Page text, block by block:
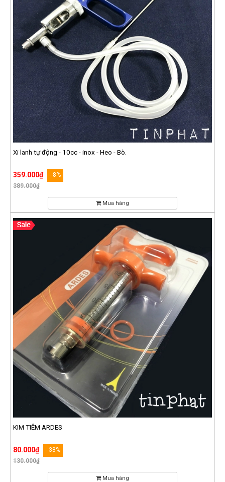
Xi lanh tự động - 10cc - inox - Heo - Bò.
359.000₫
- 8%
389.000₫
Mua hàng
KIM TIÊM ARDES
80.000₫
- 38%
130.000₫
Mua hàng